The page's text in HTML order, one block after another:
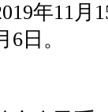
年11月
日。